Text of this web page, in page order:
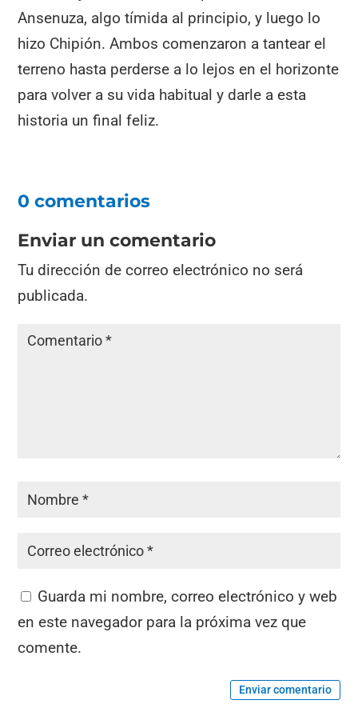
Ansenuza, algo tímida al principio, y luego lo
hizo Chipión. Ambos comenzaron a tantear el
terreno hasta perderse a lo lejos en el horizonte
para volver a su vida habitual y darle a esta
historia un final feliz.
0 comentarios
Enviar un comentario
Tu dirección de correo electrónico no será
publicada.
Guarda mi nombre, correo electrónico y web
en este navegador para la próxima vez que
comente.
Enviar comentario